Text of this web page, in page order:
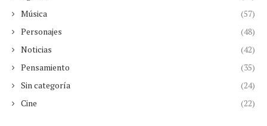
Música
(57)
Personajes
(48)
Noticias
(42)
Pensamiento
(35)
Sin categoría
(24)
Cine
(22)